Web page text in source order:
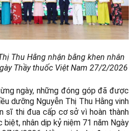
Thu Hằng nhận bằng khen nhân
Thầy thuốc Việt Nam 27/2/2026
ngày, những đóng góp đã được
dưỡng Nguyễn Thị Thu Hằng vinh
sĩ thi đua cấp cơ sở vì hoàn thành
biệt, nhân dịp kỷ niệm 71 năm Ngày